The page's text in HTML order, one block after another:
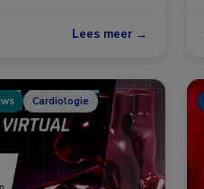
Lees meer →
Cardiologie